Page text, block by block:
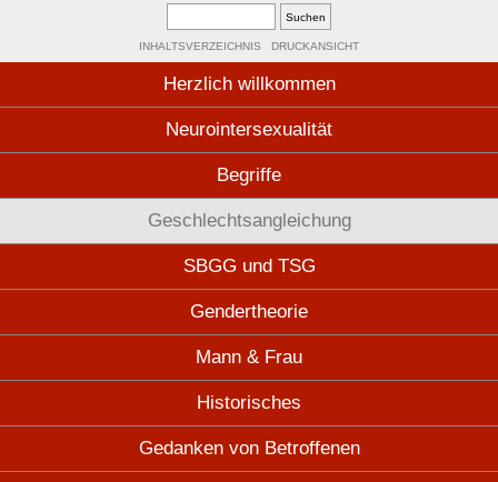
INHALTSVERZEICHNIS DRUCKANSICHT
Herzlich willkommen
Neurointersexualität
Begriffe
Geschlechtsangleichung
SBGG und TSG
Gendertheorie
Mann & Frau
Historisches
Gedanken von Betroffenen